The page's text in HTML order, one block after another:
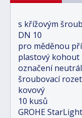
s křížovým
DN 10
pro měděnou
plastový kohout
označení
šroubovací
kovový
10 kusů
GROHE